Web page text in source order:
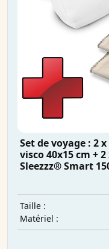
Set de voyage : 2
visco 40x15 cm +
Sleezzz® Smart
Taille :
Matériel :